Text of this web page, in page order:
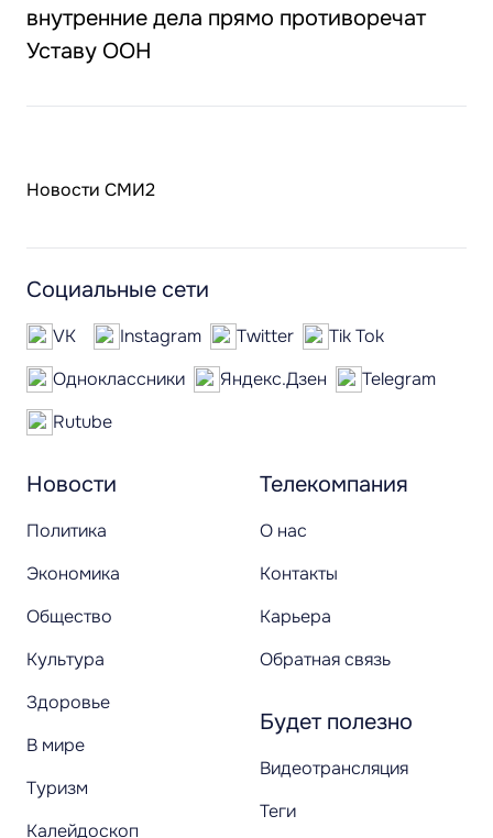
внутренние дела прямо противоречат
Уставу ООН
Новости СМИ2
Новости
Политика
Экономика
Общество
Культура
Здоровье
В мире
Туризм
Калейдоскоп
Телекомпания
О нас
Контакты
Карьера
Обратная связь
Будет полезно
Видеотрансляция
Теги
Социальные сети
VK Instagram Twitter
Tik Tok
Одноклассники
Яндекс.Дзен
Telegram
Rutube